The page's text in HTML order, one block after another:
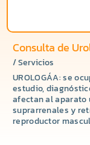
Consulta de
/ Servicios
UROLOGÁA: se
estudio,
afectan al aparato
suprarrenales y
reproductor